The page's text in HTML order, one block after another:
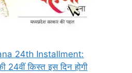
24th Installment:
24वीं किस्त इस दिन होगी